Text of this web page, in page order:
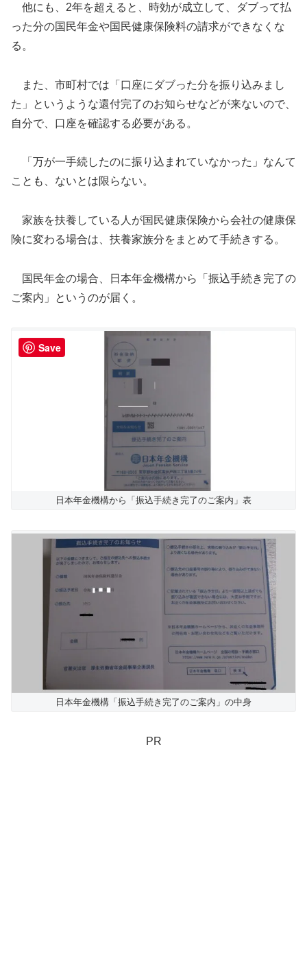
他にも、2年を超えると、時効が成立して、ダブって払
った分の国民年金や国民健康保険料の請求ができなくな
る。
また、市町村では「口座にダブった分を振り込みまし
た」というような還付完了のお知らせなどが来ないので、
自分で、口座を確認する必要がある。
「万が一手続したのに振り込まれていなかった」なんて
ことも、ないとは限らない。
家族を扶養している人が国民健康保険から会社の健康保
険に変わる場合は、扶養家族分をまとめて手続きする。
国民年金の場合、日本年金機構から「振込手続き完了の
ご案内」というのが届く。
日本年金機構から「振込手続き完了のご案内」表
日本年金機構「振込手続き完了のご案内」の中身
PR
Save